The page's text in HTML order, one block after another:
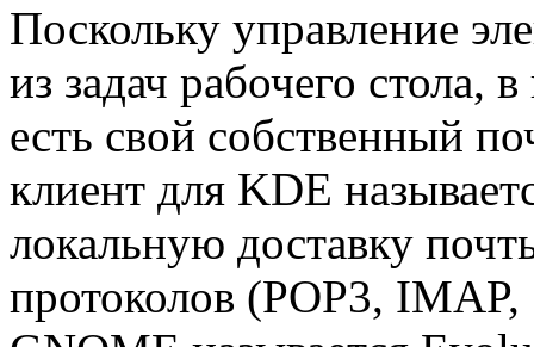
Поскольку управление
из задач рабочего стола,
есть свой собственный
клиент для KDE
локальную доставку
протоколов (POP3,